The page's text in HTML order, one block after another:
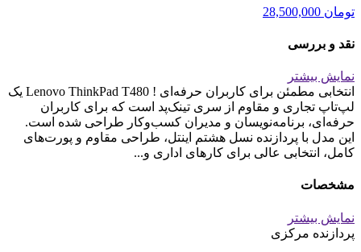
تومان
نقد و بررسی
نمایش بیشتر
انتخابی مطمئن برای کاربران حرفه‌ای ! Lenovo ThinkPad T480 یک
لپ‌تاپ تجاری و مقاوم از سری تینک‌پد است که برای کاربران
حرفه‌ای، برنامه‌نویسان و مدیران کسب‌وکار طراحی شده است.
این مدل با پردازنده نسل هشتم اینتل، طراحی مقاوم و پورت‌های
کامل، انتخابی عالی برای کارهای اداری و...
مشخصات
نمایش بیشتر
پردازنده مرکزی